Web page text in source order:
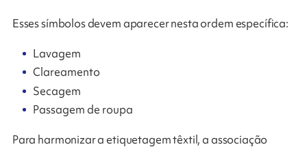
Esses símbolos devem aparecer nesta ordem específica:
Lavagem
Clareamento
Secagem
Passagem de roupa
Para harmonizar a etiquetagem têxtil, a associação